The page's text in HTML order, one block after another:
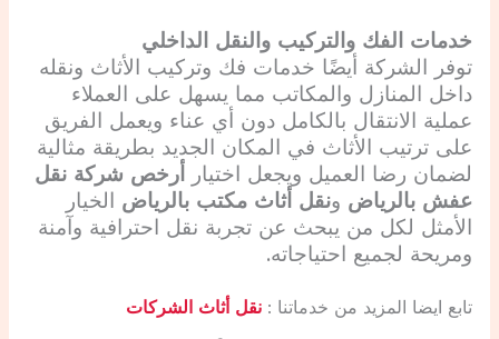
خدمات الفك والتركيب والنقل الداخلي
توفر الشركة أيضًا خدمات فك وتركيب الأثاث ونقله
داخل المنازل والمكاتب مما يسهل على العملاء
عملية الانتقال بالكامل دون أي عناء ويعمل الفريق
على ترتيب الأثاث في المكان الجديد بطريقة مثالية
لضمان رضا العميل ويجعل اختيار
أرخص شركة نقل
عفش بالرياض ونقل أثاث مكتب بالرياض الخيار
الأمثل لكل من يبحث عن تجربة نقل احترافية وآمنة
ومريحة لجميع احتياجاته.
تابع ايضا المزيد من خدماتنا : نقل أثاث الشركات